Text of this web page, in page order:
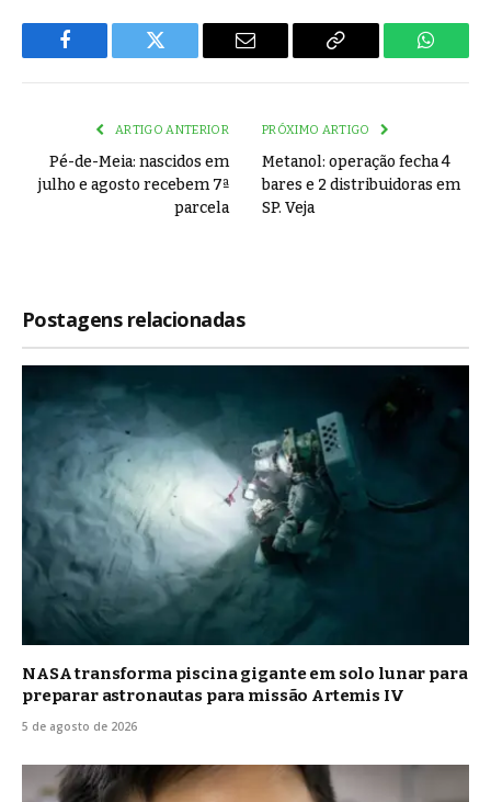
Facebook Twitter Email
Copy
ARTIGO ANTERIOR
Pé-de-Meia: nascidos em
julho e agosto recebem 7ª
parcela
PRÓXIMO ARTIGO
Metanol: operação fecha 4
bares e 2 distribuidoras em
SP. Veja
Postagens relacionadas
NASA transforma piscina gigante em solo lunar para
preparar astronautas para missão Artemis IV
5 de agosto de 2026